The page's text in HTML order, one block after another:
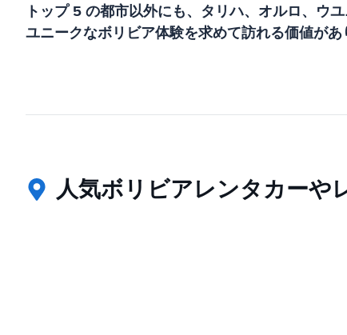
トップ 5 の都市以外にも、タリハ、オルロ、ウ
ユニークなボリビア体験を求めて訪れる価値があ
人気ボリビアレンタカーや